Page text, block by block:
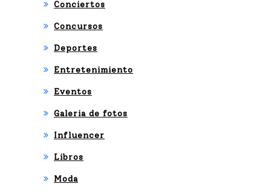
Conciertos
Concursos
Deportes
Entretenimiento
Eventos
Galeria de fotos
Influencer
Libros
Moda